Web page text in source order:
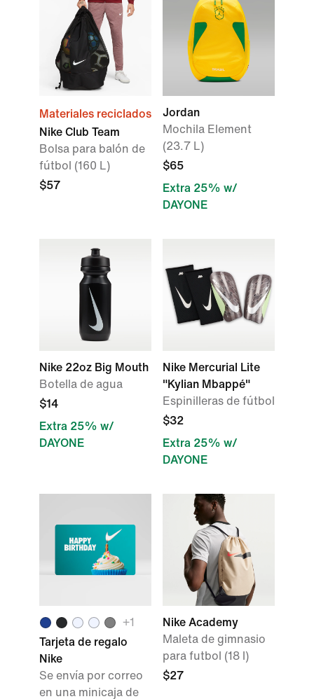
Materiales reciclados
Nike Club Team
Bolsa para balón de
fútbol (160 L)
$57
Jordan
Mochila Element
(23.7 L)
$65
Extra 25% w/
DAYONE
Nike 22oz Big Mouth
Botella de agua
$14
Extra 25% w/
DAYONE
Nike Mercurial Lite
"Kylian Mbappé"
Espinilleras de fútbol
$32
Extra 25% w/
DAYONE
+1
Tarjeta de regalo
Nike
Se envía por correo
en una minicaja de
Nike Academy
Maleta de gimnasio
para futbol (18 l)
$27